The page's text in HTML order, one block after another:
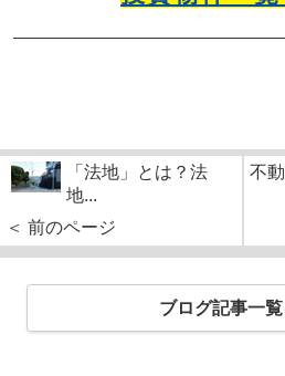
「法地」とは？法
地...
＜ 前のページ
不
ブログ記事一